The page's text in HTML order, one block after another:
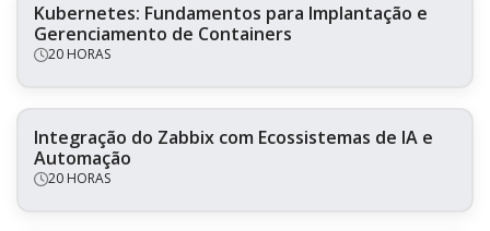
Kubernetes: Fundamentos para Implantação e
Gerenciamento de Containers
20 HORAS
Integração do Zabbix com Ecossistemas de IA e
Automação
20 HORAS